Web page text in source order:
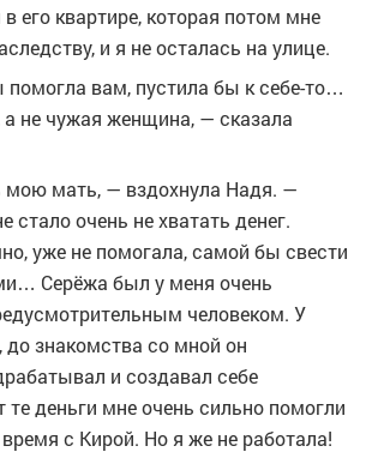
его квартире, которая потом мне
и я не осталась на улице.
вам, пустила бы к себе-то…
не чужая женщина, — сказала
мать, — вздохнула Надя. —
стало очень не хватать денег.
уже не помогала, самой бы свести
Серёжа был у меня очень
человеком. У
до знакомства со мной он
и создавал себе
те деньги мне очень сильно помогли
с Кирой. Но я же не работала!